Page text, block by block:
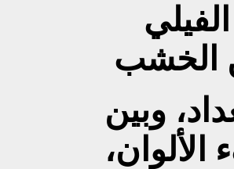
الخشب
وبين